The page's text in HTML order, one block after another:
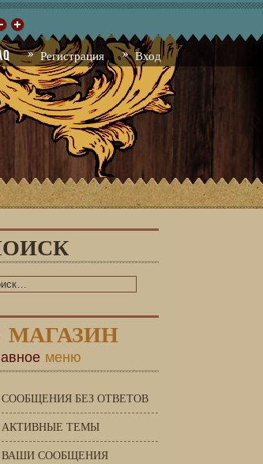
Регистрация Вход
МАГАЗИН
меню
СООБЩЕНИЯ БЕЗ ОТВЕТОВ
АКТИВНЫЕ ТЕМЫ
ВАШИ СООБЩЕНИЯ